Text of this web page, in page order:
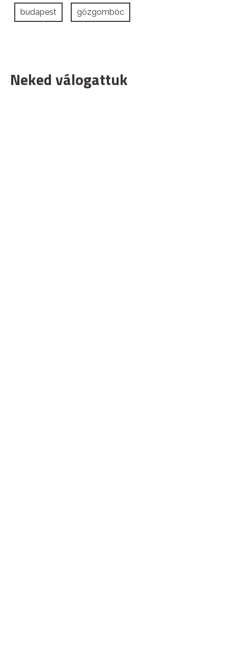
budapest gőzgombóc
Neked válogattuk